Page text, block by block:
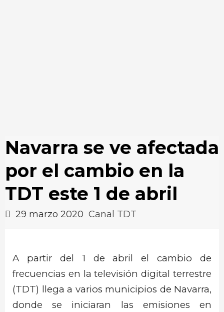
Navarra se ve afectada
por el cambio en la
TDT este 1 de abril
29 marzo 2020 Canal TDT
A partir del 1 de abril el cambio de
frecuencias en la televisión digital terrestre
(TDT) llega a varios municipios de Navarra,
donde se iniciaran las emisiones en